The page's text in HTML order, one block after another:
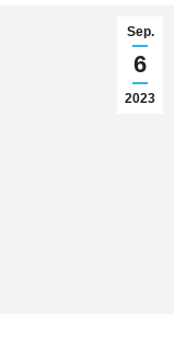
Sep.
6
2023